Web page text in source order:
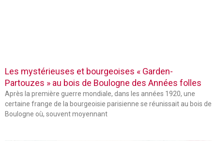
Les mystérieuses et bourgeoises « Garden-
Partouzes » au bois de Boulogne des Années folles
Après la première guerre mondiale, dans les années 1920, une
certaine frange de la bourgeoisie parisienne se réunissait au bois de
Boulogne où, souvent moyennant